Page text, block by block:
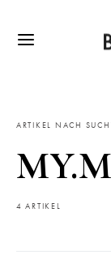
ARTIKEL NACH
4 ARTIKEL